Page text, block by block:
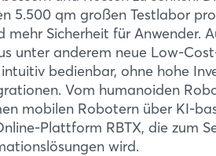
5.500 qm großen Testlabor
Sicherheit für Anwender.
unter anderem neue Low-
bedienbar, ohne hohe
Vom humanoiden
mobilen Robotern über KI-
Plattform RBTX, die zum
wird.